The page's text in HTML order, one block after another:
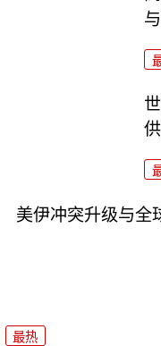
美伊冲突升级与全
最热